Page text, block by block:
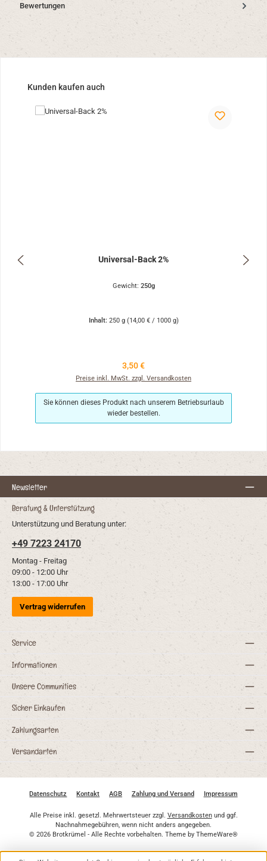
Bewertungen
Produktgalerie überspringen
Kunden kaufen auch
Universal-Back 2%
Gewicht: 250g
Inhalt: 250 g (14,00 € / 1000 g)
Regulärer Preis:
3,50 €
Preise inkl. MwSt. zzgl. Versandkosten
Sie können dieses Produkt nach unserem Betriebsurlaub
wieder bestellen.
Newsletter
Sicher Einkaufen
Service
Informationen
Beratung & Unterstützung
Unterstützung und Beratung unter:
+49 7223 24170
Montag - Freitag
09:00 - 12:00 Uhr
13:00 - 17:00 Uhr
Vertrag widerrufen
Unsere Communities
Zahlungsarten
Versandarten
Datenschutz Kontakt AGB Zahlung und Versand Impressum
Alle Preise inkl. gesetzl. Mehrwertsteuer zzgl. Versandkostenund ggf.
Nachnahmegebühren, wenn nicht anders angegeben.
© 2026 Brotkrümel - Alle Rechte vorbehalten. Theme by ThemeWare®